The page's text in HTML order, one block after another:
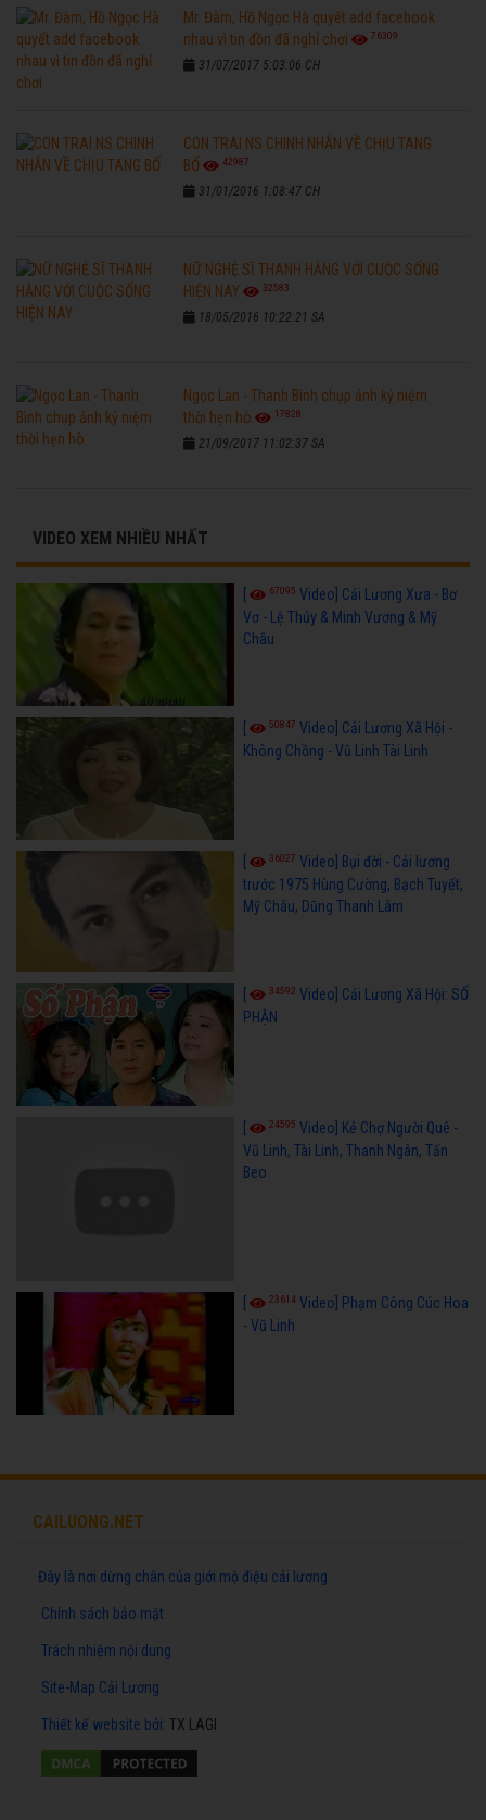
Mr. Đàm, Hồ Ngọc Hà quyết add facebook
nhau vì tin đồn đã nghỉ chơi
76309
31/07/2017 5:03:06 CH
CON TRAI NS CHINH NHẪN VỀ CHỊU TANG
BỐ
42987
31/01/2016 1:08:47 CH
NỮ NGHỆ SĨ THANH HẰNG VỚI CUỘC SỐNG
HIỆN NAY
32583
18/05/2016 10:22:21 SA
Ngọc Lan - Thanh Bình chụp ảnh kỷ niệm
thời hẹn hò
17828
21/09/2017 11:02:37 SA
VIDEO XEM NHIỀU NHẤT
67095 Video] Cải Lương Xưa - Bơ
Vơ - Lệ Thủy & Minh Vương & Mỹ
Châu
50847 Video] Cải Lương Xã Hội -
Không Chồng - Vũ Linh Tài Linh
[ 36027 Video] Bụi đời - Cải lương
trước 1975 Hùng Cường, Bạch Tuyết,
Mỹ Châu, Dũng Thanh Lâm
34592 Video] Cải Lương Xã Hội: SỐ
PHẬN
24595 Video] Kẻ Chợ Người Quê -
Vũ Linh, Tài Linh, Thanh Ngân, Tấn
Beo
23614 Video] Phạm Công Cúc Hoa
- Vũ Linh
CAILUONG.NET
Đây là nơi dừng chân của giới mộ điệu cải lương
Chính sách bảo mật
Trách nhiệm nội dung
Site-Map Cải Lương
Thiết kế website bởi: TX LAGI